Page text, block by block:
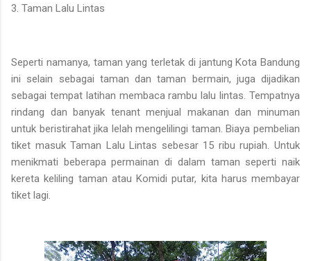
3. Taman Lalu Lintas
Seperti namanya, taman yang terletak di jantung Kota Bandung
ini selain sebagai taman dan taman bermain, juga dijadikan
sebagai tempat latihan membaca rambu lalu lintas. Tempatnya
rindang dan banyak tenant menjual makanan dan minuman
untuk beristirahat jika lelah mengelilingi taman. Biaya pembelian
tiket masuk Taman Lalu Lintas sebesar 15 ribu rupiah. Untuk
menikmati beberapa permainan di dalam taman seperti naik
kereta keliling taman atau Komidi putar, kita harus membayar
tiket lagi.